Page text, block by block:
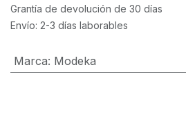
Grantía de devolución de 30 días
Envío: 2-3 días laborables
Marca: Modeka